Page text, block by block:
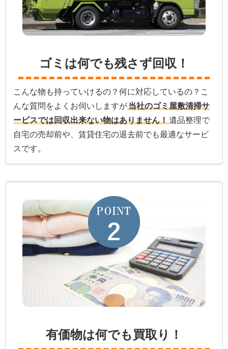
ゴミは何でも残さず回収！
こんな物も持っていけるの？何に対応しているの？こ
んな質問をよくお伺いしますが当社のゴミ屋敷清掃サ
ービスでは回収出来ない物はありません！遺品整理で
自宅の売却前や、賃貸住宅の退去前でも最適なサービ
スです。
有価物は何でも買取り！